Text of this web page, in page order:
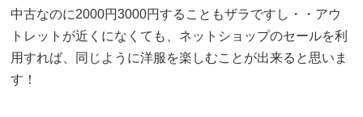
中古なのに2000円3000円することもザラですし・・アウ
トレットが近くになくても、ネットショップのセールを利
用すれば、同じように洋服を楽しむことが出来ると思いま
す！